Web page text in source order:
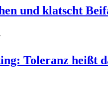
und klatscht
Toleranz heißt